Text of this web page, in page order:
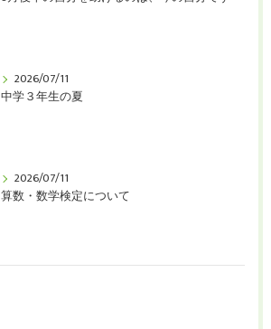
2026/07/11
中学３年生の夏
2026/07/11
算数・数学検定について